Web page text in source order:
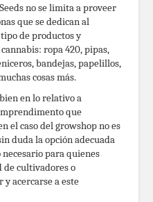
no se limita a proveer
que se dedican al
de productos y
ropa 420, pipas,
bandejas, papelillos,
cosas más.
en lo relativo a
que
el caso del growshop no es
duda la opción adecuada
para quienes
de cultivadores o
acercarse a este